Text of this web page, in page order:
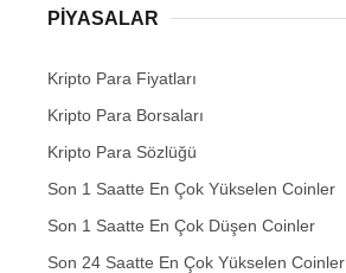
PIYASALAR
Kripto Para Fiyatları
Kripto Para Borsaları
Kripto Para Sözlüğü
Son 1 Saatte En Çok Yükselen Coinler
Son 1 Saatte En Çok Düşen Coinler
Son 24 Saatte En Çok Yükselen Coinler